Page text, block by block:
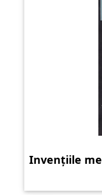
Invențiile